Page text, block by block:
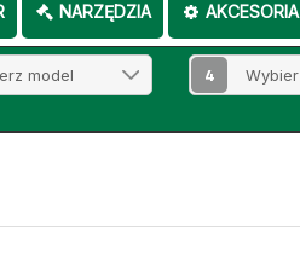
NARZĘDZIA AKCESORIA
4